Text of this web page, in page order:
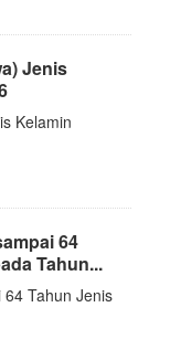
Jenis
Kelamin
64
Tahun...
Tahun Jenis